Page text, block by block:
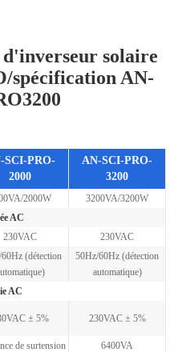
solaire
spécification AN-
SCI-PRO-
2000
AN-SCI-PRO-
3200
2000W
3200VA/3200W
AC
230VAC 230VAC
(détection
50Hz/60Hz (détection
automatique)
AC
± 5% 230VAC ± 5%
de surtension
6400VA